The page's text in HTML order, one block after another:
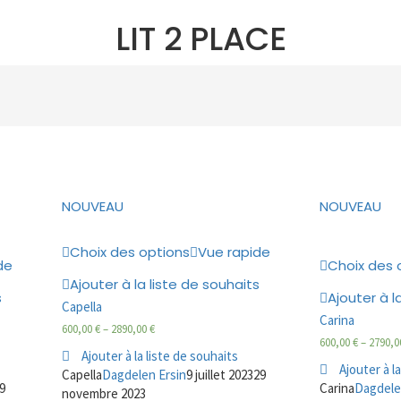
LIT 2 PLACE
NOUVEAU
Choix des options Vue rapide
Ajouter à la liste de souhaits
Capella
600,00€– 2890,00€
Ajouter à la liste de souhaits
CapellaDagdelen Ersin9 juillet 202329
novembre 2023
NOUVEAU
Choix des
Ajouter à
Carina
600,00€–
Ajouter à
Carina